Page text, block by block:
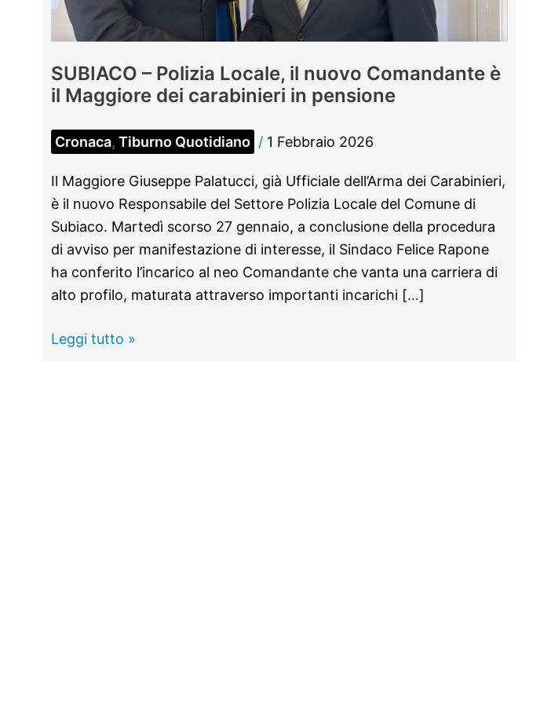
SUBIACO – Polizia Locale, il nuovo Comandante è
il Maggiore dei carabinieri in pensione
Cronaca, Tiburno Quotidiano / 1 Febbraio 2026
Il Maggiore Giuseppe Palatucci, già Ufficiale dell’Arma dei Carabinieri,
è il nuovo Responsabile del Settore Polizia Locale del Comune di
Subiaco. Martedì scorso 27 gennaio, a conclusione della procedura
di avviso per manifestazione di interesse, il Sindaco Felice Rapone
ha conferito l’incarico al neo Comandante che vanta una carriera di
alto profilo, maturata attraverso importanti incarichi […]
SUBIACO
Leggi tutto »